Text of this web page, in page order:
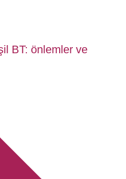
BT: önlemler ve